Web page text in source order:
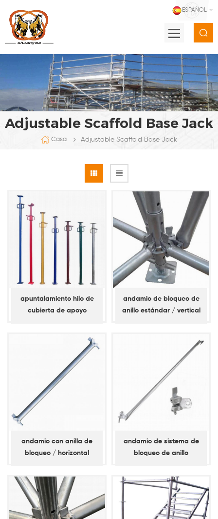
ESPAÑOL
Adjustable Scaffold Base Jack
Casa Adjustable Scaffold Base Jack
apuntalamiento hilo de
cubierta de apoyo
andamio de bloqueo de
anillo estándar / vertical
andamio con anilla de
bloqueo / horizontal
andamio de sistema de
bloqueo de anillo
abrazadera de bahía